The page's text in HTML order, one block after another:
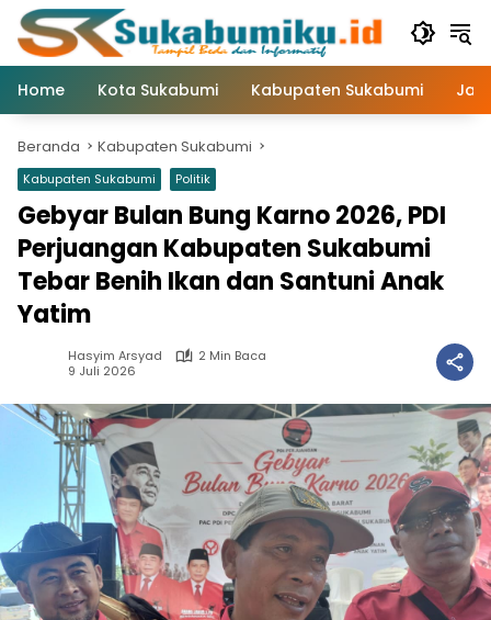
Langsung
konten
Home
Kota Sukabumi Kabupaten Sukabumi
Beranda Kabupaten Sukabumi
Kabupaten Sukabumi Politik
Gebyar Bulan Bung Karno 2026, PDI
Perjuangan Kabupaten Sukabumi
Tebar Benih Ikan dan Santuni Anak
Yatim
Hasyim Arsyad
2 Min Baca
9 Juli 2026